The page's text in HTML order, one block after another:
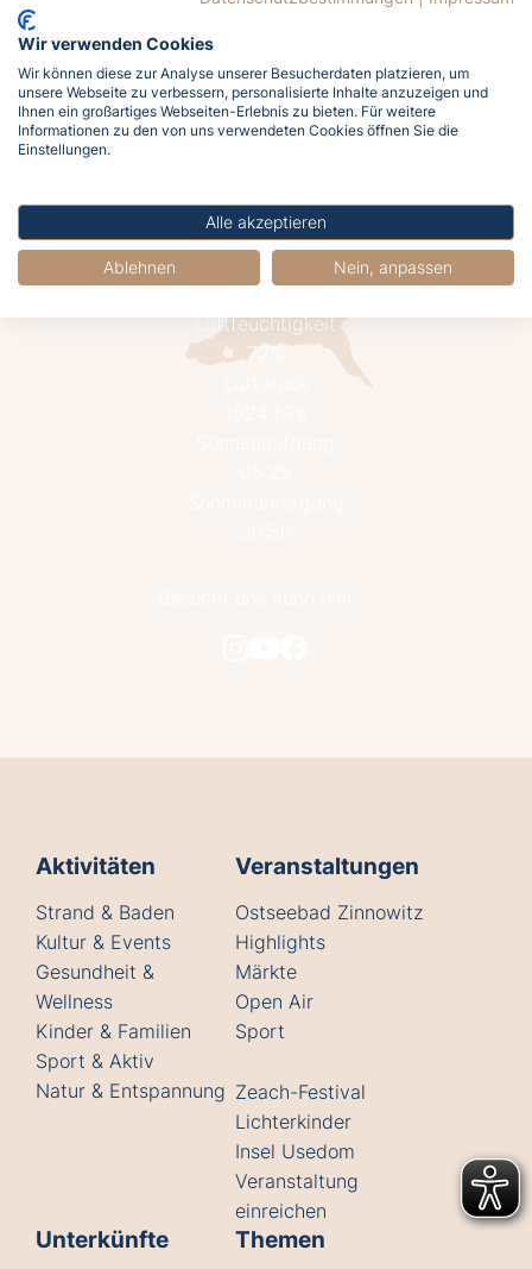
Jetzt buchen
16.2°C
Klarer Himmel
12.6 km/h aus West
Luftfeuchtigkeit
72%
Aktivitäten
Strand & Baden
Kultur & Events
Gesundheit &
Wellness
Kinder & Familien
Sport & Aktiv
Natur & Entspannung
Veranstaltungen
Ostseebad Zinnowitz
Highlights
Märkte
Open Air
Sport
Zeach-Festival
Lichterkinder
Insel Usedom
Veranstaltung
einreichen
Unterkünfte Themen
Wir verwenden Cookies
Wir können diese zur Analyse unserer Besucherdaten platzieren, um
unsere Webseite zu verbessern, personalisierte Inhalte anzuzeigen und
Ihnen ein großartiges Webseiten-Erlebnis zu bieten. Für weitere
Informationen zu den von uns verwendeten Cookies öffnen Sie die
Einstellungen.
Alle akzeptieren
Ablehnen Nein, anpassen